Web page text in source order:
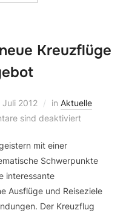
Kreuzflüge
Juli 2012 in Aktuelle
sind deaktiviert
mit einer
Schwerpunkte
interessante
Ausflüge und Reiseziele
Der Kreuzflug